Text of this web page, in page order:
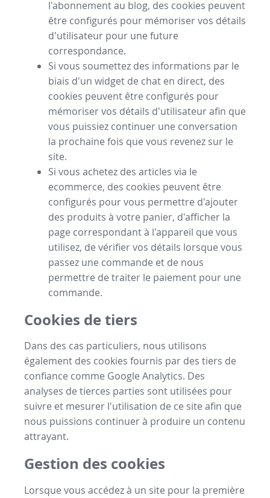
l'abonnement au blog, des cookies peuvent
être configurés pour mémoriser vos détails
d'utilisateur pour une future
correspondance.
Si vous soumettez des informations par le
biais d'un widget de chat en direct, des
cookies peuvent être configurés pour
mémoriser vos détails d'utilisateur afin que
vous puissiez continuer une conversation
la prochaine fois que vous revenez sur le
site.
Si vous achetez des articles via le
ecommerce, des cookies peuvent être
configurés pour vous permettre d'ajouter
des produits à votre panier, d'afficher la
page correspondant à l'appareil que vous
utilisez, de vérifier vos détails lorsque vous
passez une commande et de nous
permettre de traiter le paiement pour une
commande.
Cookies de tiers
Dans des cas particuliers, nous utilisons
également des cookies fournis par des tiers de
confiance comme Google Analytics. Des
analyses de tierces parties sont utilisées pour
suivre et mesurer l'utilisation de ce site afin que
nous puissions continuer à produire un contenu
attrayant.
Gestion des cookies
Lorsque vous accédez à un site pour la première